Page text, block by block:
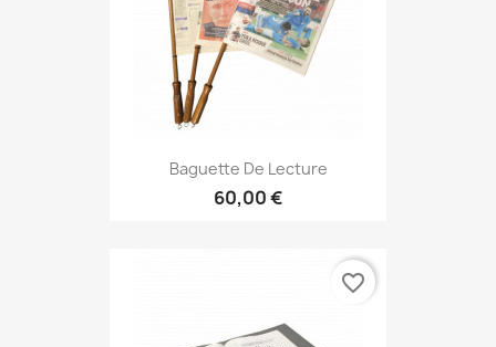
Baguette De Lecture
60,00 €
favorite_border